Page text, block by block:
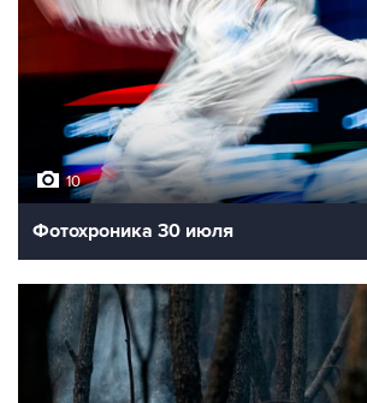
10
Фотохроника 30 июля